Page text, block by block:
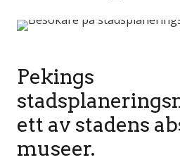
Pekings
ett av stadens
museer.